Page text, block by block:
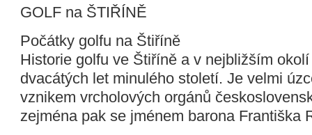
GOLF na ŠTIŘÍNĚ
Počátky golfu na Štiříně
Historie golfu ve Štiříně a v nejbližším
dvacátých let minulého století. Je velmi
vznikem vrcholových orgánů
zejména pak se jménem barona Františka